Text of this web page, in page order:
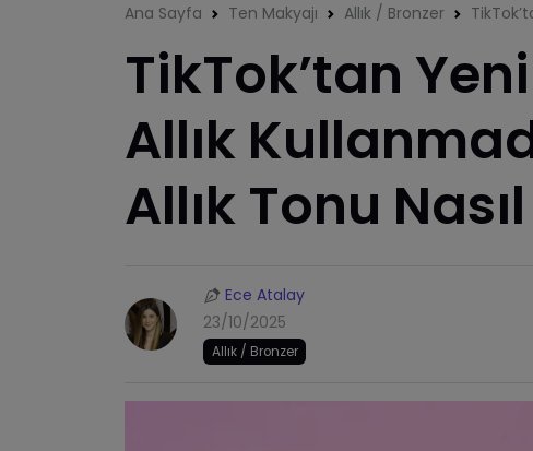
Ana Sayfa Ten Makyajı Allık / Bronzer
TikTok’tan
Allık
Allık Tonu
Ece Atalay
23/10/2025
Allık / Bronzer